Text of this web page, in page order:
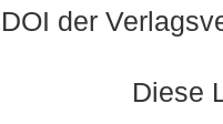
DOI der
Diese